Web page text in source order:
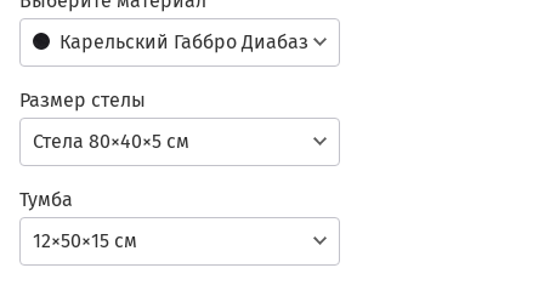
Карельский Габбро Диабаз
Стела 80×40×5 см
Размер стелы
12×50×15 см
Тумба